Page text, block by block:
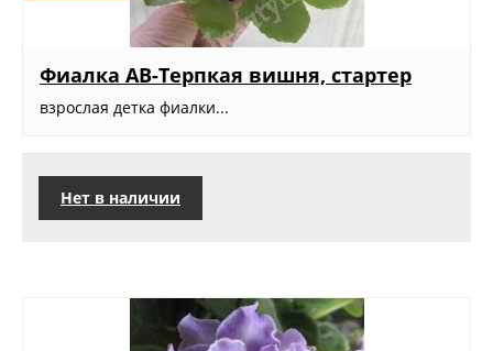
Фиалка АВ-Терпкая вишня, стартер
взрослая детка фиалки...
Нет в наличии